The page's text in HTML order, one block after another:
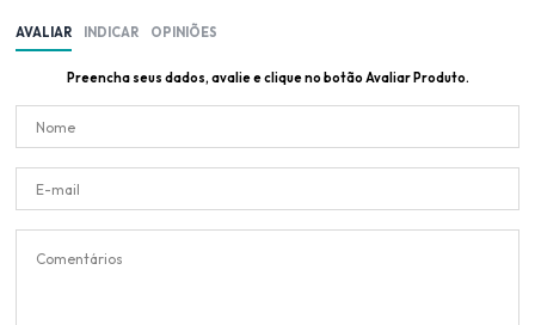
AVALIAR INDICAR OPINIÕES
Preencha seus dados, avalie e clique no botão Avaliar Produto.